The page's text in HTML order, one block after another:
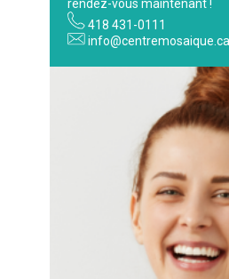
rendez-vous maintenant !
418 431-0111
info@centremosaique.ca